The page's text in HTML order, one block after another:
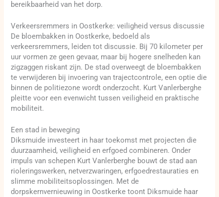
bereikbaarheid van het dorp.
Verkeersremmers in Oostkerke: veiligheid versus discussie
De bloembakken in Oostkerke, bedoeld als
verkeersremmers, leiden tot discussie. Bij 70 kilometer per
uur vormen ze geen gevaar, maar bij hogere snelheden kan
zigzaggen riskant zijn. De stad overweegt de bloembakken
te verwijderen bij invoering van trajectcontrole, een optie die
binnen de politiezone wordt onderzocht. Kurt Vanlerberghe
pleitte voor een evenwicht tussen veiligheid en praktische
mobiliteit.
Een stad in beweging
Diksmuide investeert in haar toekomst met projecten die
duurzaamheid, veiligheid en erfgoed combineren. Onder
impuls van schepen Kurt Vanlerberghe bouwt de stad aan
rioleringswerken, netverzwaringen, erfgoedrestauraties en
slimme mobiliteitsoplossingen. Met de
dorpskernvernieuwing in Oostkerke toont Diksmuide haar